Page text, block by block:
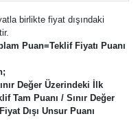
birlikte fiyat dışındaki
Puan=Teklif Fiyatı Puanı
Değer Üzerindeki İlk
Tam Puanı / Sınır Değer
Dışı Unsur Puanı